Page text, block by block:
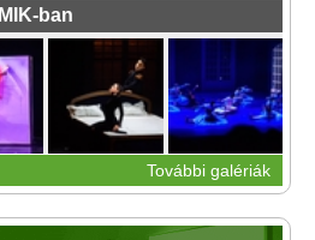
ban
További galériák